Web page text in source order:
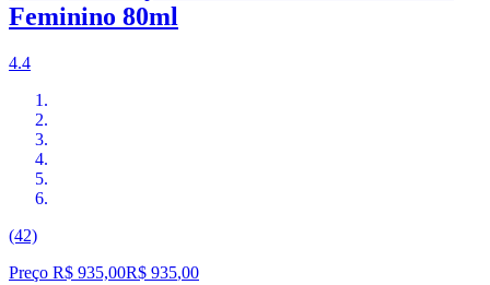
Feminino 80ml
4.4
(42)
Preço R$ 935,00R$ 935,00